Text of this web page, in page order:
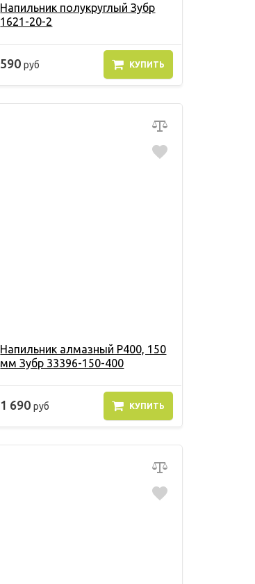
Напильник полукруглый Зубр
1621-20-2
590руб КУПИТЬ
Напильник алмазный P400, 150
мм Зубр 33396-150-400
1 690руб КУПИТЬ